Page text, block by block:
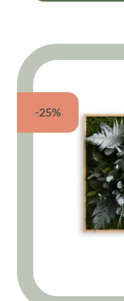
-25%